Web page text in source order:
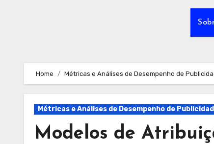
Home Métricas e Análises de Desempenho de
Métricas e Análises de Desempenho de
Modelos de